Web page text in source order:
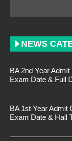
NEWS
BA 2nd Year
Exam Date & Full
BA 1st Year Admit
Exam Date & Hall